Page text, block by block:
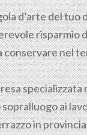
d’arte del tuo
risparmio
conservare nel
specializzata
ai
in